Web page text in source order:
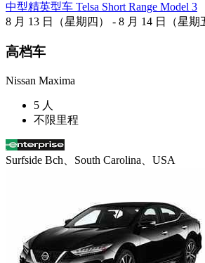
中型精英型车 Telsa Short Range Model 3
8 月 13 日（星期四） - 8 月 14 日（星期
高档车
Nissan Maxima
5 人
不限里程
Surfside Bch、South Carolina、USA